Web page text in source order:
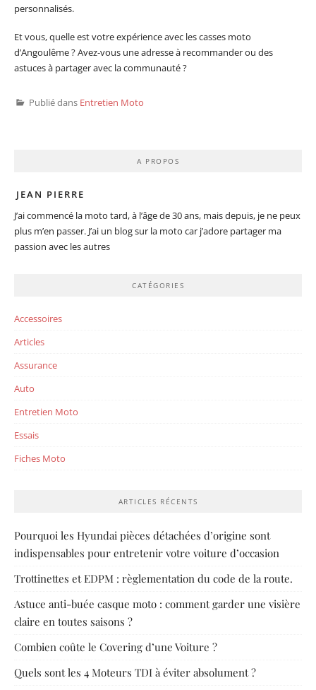
personnalisés.
Et vous, quelle est votre expérience avec les casses moto
d’Angoulême ? Avez-vous une adresse à recommander ou des
astuces à partager avec la communauté ?
Publié dans Entretien Moto
A PROPOS
JEAN PIERRE
J’ai commencé la moto tard, à l’âge de 30 ans, mais depuis, je ne peux
plus m’en passer. J’ai un blog sur la moto car j’adore partager ma
passion avec les autres
CATÉGORIES
Accessoires
Articles
Assurance
Auto
Entretien Moto
Essais
Fiches Moto
ARTICLES RÉCENTS
Pourquoi les Hyundai pièces détachées d’origine sont
indispensables pour entretenir votre voiture d’occasion
Trottinettes et EDPM : règlementation du code de la route.
Astuce anti-buée casque moto : comment garder une visière
claire en toutes saisons ?
Combien coûte le Covering d’une Voiture ?
Quels sont les 4 Moteurs TDI à éviter absolument ?